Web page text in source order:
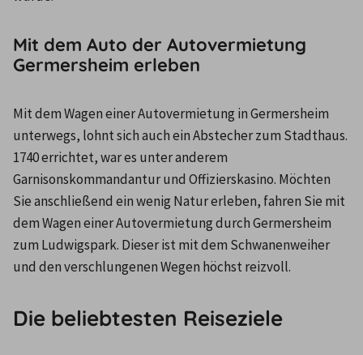
Mit dem Auto der Autovermietung
Germersheim erleben
Mit dem Wagen einer Autovermietung in Germersheim
unterwegs, lohnt sich auch ein Abstecher zum Stadthaus.
1740 errichtet, war es unter anderem
Garnisonskommandantur und Offizierskasino. Möchten
Sie anschließend ein wenig Natur erleben, fahren Sie mit
dem Wagen einer Autovermietung durch Germersheim
zum Ludwigspark. Dieser ist mit dem Schwanenweiher
und den verschlungenen Wegen höchst reizvoll.
Die beliebtesten Reiseziele